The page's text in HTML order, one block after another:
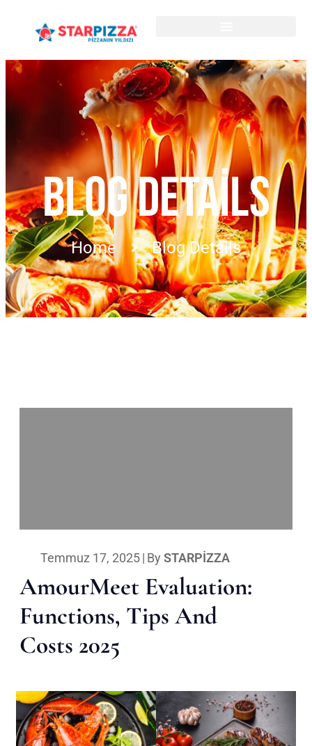
BLOG DETAILS
Home Blog Details
Temmuz 17, 2025| By STARPIZZA
AmourMeet Evaluation:
Functions, Tips And
Costs 2025